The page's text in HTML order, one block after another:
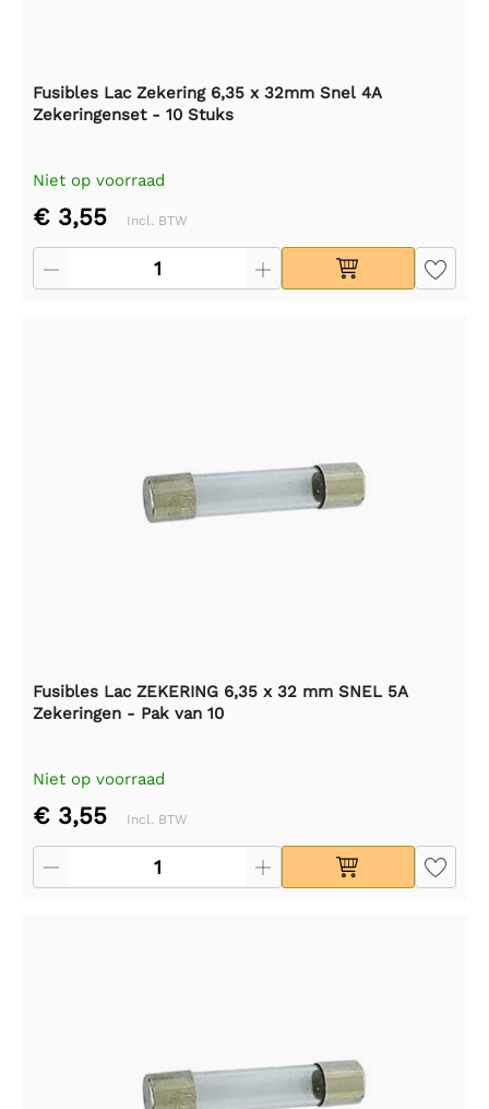
Fusibles Lac Zekering 6,35 x 32mm Snel 4A
Zekeringenset - 10 Stuks
Niet op voorraad
€ 3,55 Incl. BTW
Fusibles Lac ZEKERING 6,35 x 32 mm SNEL 5A
Zekeringen - Pak van 10
Niet op voorraad
€ 3,55 Incl. BTW